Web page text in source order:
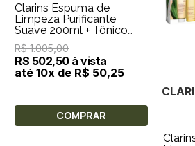
Clarins Espuma de
Limpeza Purificante
Suave 200ml + Tônico
Purificante de 125 ml +
Leite de Limpeza
R$ 1.005,00
R$ 502,50 à vista
até 10x de R$ 50,25
COMPRAR